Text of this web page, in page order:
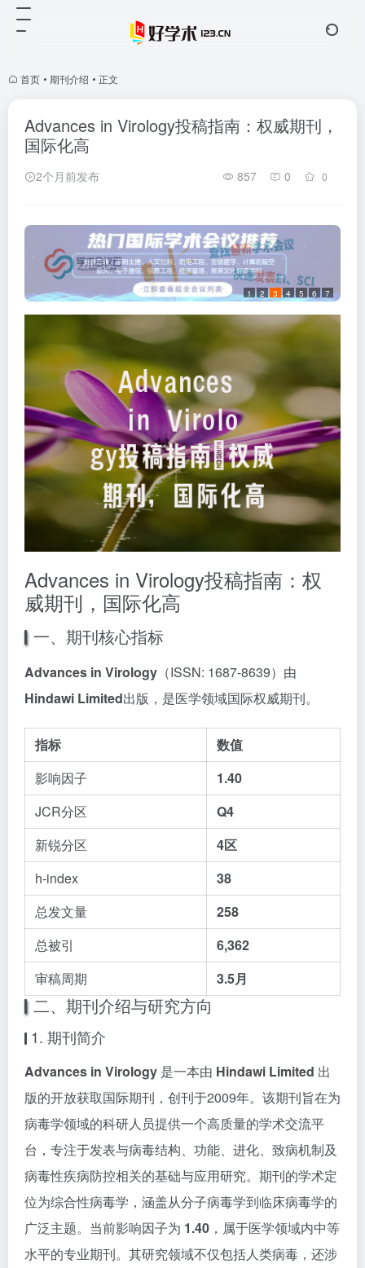
首页 • 期刊介绍 • 正文
Advances in Virology投稿指南：权威期刊，
国际化高
2个月前发布 857 0 0
1 2 3 4 5 6 7
Advances in Virology投稿指南：权
威期刊，国际化高
一、期刊核心指标
Advances in Virology （ISSN: 1687-8639）由
Hindawi Limited出版，是医学领域国际权威期刊。
指标
数值
影响因子
1.40
JCR分区
Q4
新锐分区
4区
h-index
38
总发文量
258
总被引
6,362
审稿周期
3.5月
二、期刊介绍与研究方向
1. 期刊简介
Advances in Virology 是一本由 Hindawi Limited 出
版的开放获取国际期刊，创刊于2009年。该期刊旨在为
病毒学领域的科研人员提供一个高质量的学术交流平
台，专注于发表与病毒结构、功能、进化、致病机制及
病毒性疾病防控相关的基础与应用研究。期刊的学术定
位为综合性病毒学，涵盖从分子病毒学到临床病毒学的
广泛主题。当前影响因子为 1.40 ，属于医学领域内中等
水平的专业期刊。其研究领域不仅包括人类病毒，还涉